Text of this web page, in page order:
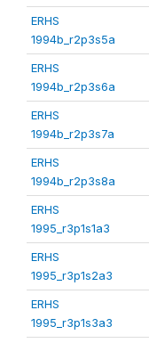
ERHS
1994b_r2p3s5a
ERHS
1994b_r2p3s6a
ERHS
1994b_r2p3s7a
ERHS
1994b_r2p3s8a
ERHS
1995_r3p1s1a3
ERHS
1995_r3p1s2a3
ERHS
1995_r3p1s3a3